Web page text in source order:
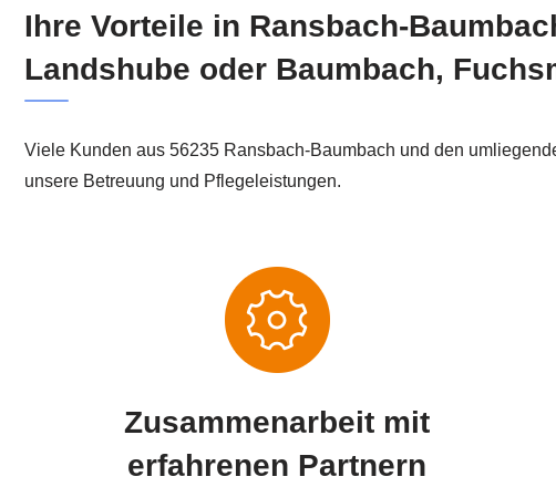
Ihre Vorteile in Ransbach-
Landshube oder Baumbach,
Viele Kunden aus 56235 Ransbach-Baumbach und den
unsere Betreuung und Pflegeleistungen.
Zusammenarbeit mit
erfahrenen Partnern